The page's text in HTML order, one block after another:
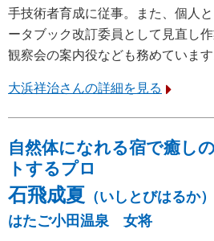
手技術者育成に従事。また、個人
ータブック改訂委員として見直し
観察会の案内役なども務めています
大浜祥治さんの詳細を見る
自然体になれる宿で癒し
トするプロ
石飛成夏 （いしとびはるか）
はたご小田温泉 女将